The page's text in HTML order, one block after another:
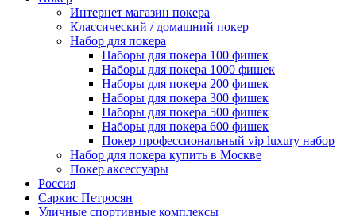
Интернет магазин покера
Классический / домашний покер
Набор для покера
Наборы для покера 100 фишек
Наборы для покера 1000 фишек
Наборы для покера 200 фишек
Наборы для покера 300 фишек
Наборы для покера 500 фишек
Наборы для покера 600 фишек
Покер профессиональный vip luxury набор
Набор для покера купить в Москве
Покер аксессуары
Россия
Саркис Петросян
Уличные спортивные комплексы